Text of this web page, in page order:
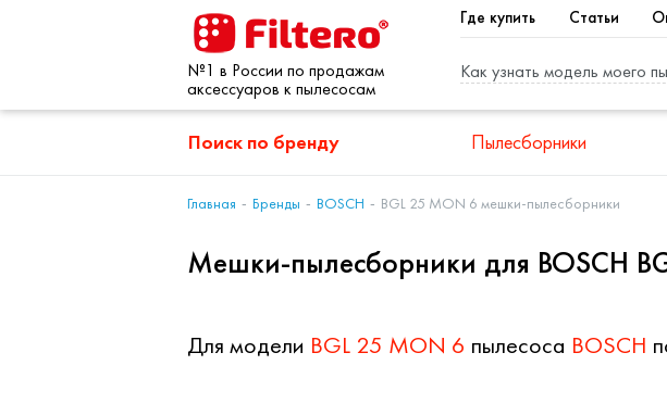
№1 в России по продажам
аксессуаров к пылесосам
Где купить Статьи
Как узнать модель моего
Поиск по бренду Пылесборники
Главная Бренды BOSCH BGL 25 MON 6 мешки-пылесборники
Мешки-пылесборники для BOSCH
Для модели BGL 25 MON 6 пылесоса BOSCH